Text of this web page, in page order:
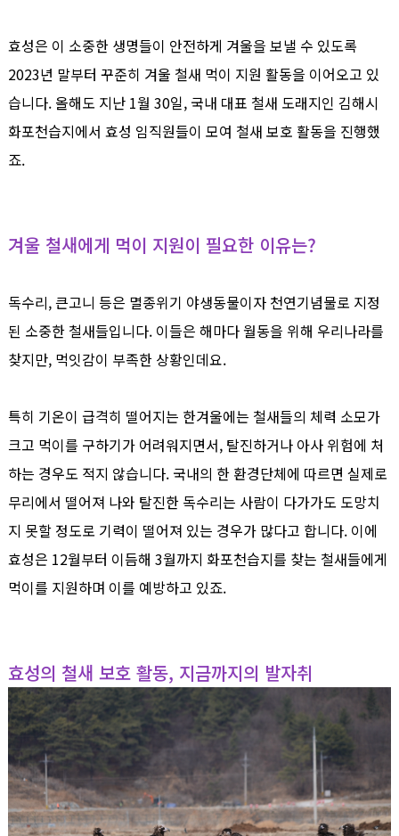
효성은 이 소중한 생명들이 안전하게 겨울을 보낼 수 있도록
2023년 말부터 꾸준히 겨울 철새 먹이 지원 활동을 이어오고 있
습니다. 올해도 지난 1월 30일, 국내 대표 철새 도래지인 김해시
화포천습지에서 효성 임직원들이 모여 철새 보호 활동을 진행했
죠.
겨울 철새에게 먹이 지원이 필요한 이유는?
독수리, 큰고니 등은 멸종위기 야생동물이자 천연기념물로 지정
된 소중한 철새들입니다. 이들은 해마다 월동을 위해 우리나라를
찾지만, 먹잇감이 부족한 상황인데요.
특히 기온이 급격히 떨어지는 한겨울에는 철새들의 체력 소모가
크고 먹이를 구하기가 어려워지면서, 탈진하거나 아사 위험에 처
하는 경우도 적지 않습니다. 국내의 한 환경단체에 따르면 실제로
무리에서 떨어져 나와 탈진한 독수리는 사람이 다가가도 도망치
지 못할 정도로 기력이 떨어져 있는 경우가 많다고 합니다. 이에
효성은 12월부터 이듬해 3월까지 화포천습지를 찾는 철새들에게
먹이를 지원하며 이를 예방하고 있죠.
효성의 철새 보호 활동, 지금까지의 발자취